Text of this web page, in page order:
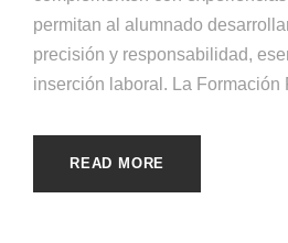
permitan al alumnado
precisión y responsabilidad,
inserción laboral. La Formación
READ MORE